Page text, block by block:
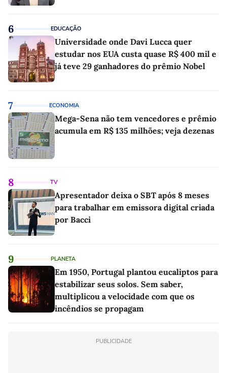
6 EDUCAÇÃO
Universidade onde Davi Lucca quer
estudar nos EUA custa quase R$ 400 mil e
já teve 29 ganhadores do prêmio Nobel
7 ECONOMIA
Mega-Sena não tem vencedores e prêmio
acumula em R$ 135 milhões; veja dezenas
8 TV
Apresentador deixa o SBT após 8 meses
para trabalhar em emissora digital criada
por Bacci
9 PLANETA
Em 1950, Portugal plantou eucaliptos para
estabilizar seus solos. Sem saber,
multiplicou a velocidade com que os
incêndios se propagam
PUBLICIDADE